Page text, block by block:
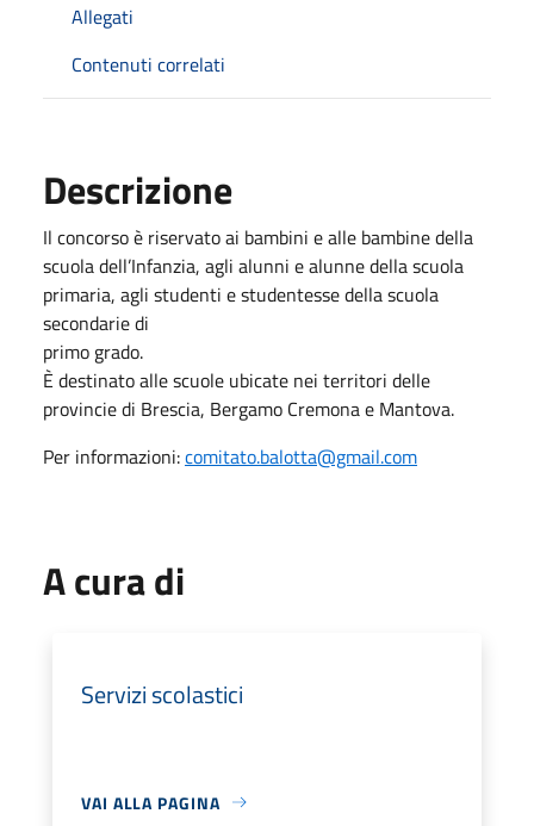
Allegati
Contenuti correlati
Descrizione
Il concorso è riservato ai bambini e alle bambine della
scuola dell’Infanzia, agli alunni e alunne della scuola
primaria, agli studenti e studentesse della scuola
secondarie di
primo grado.
È destinato alle scuole ubicate nei territori delle
provincie di Brescia, Bergamo Cremona e Mantova.
Per informazioni:comitato.balotta@gmail.com
A cura di
Servizi scolastici
VAI ALLA PAGINA